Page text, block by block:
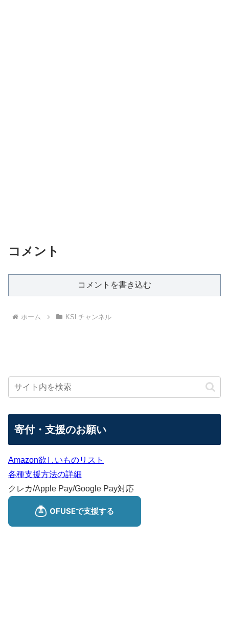
コメント
コメントを書き込む
ホーム KSLチャンネル
寄付・支援のお願い
Amazon欲しいものリスト
各種支援方法の詳細
クレカ/Apple Pay/Google Pay対応